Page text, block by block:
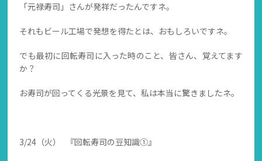
「元禄寿司」さんが発祥だったんですネ。
それもビール工場で発想を得たとは、おもしろいですネ。
でも最初に回転寿司に入った時のこと、皆さん、覚えてます
か？
お寿司が回ってくる光景を見て、私は本当に驚きましたネ。
3/24（火） 『回転寿司の豆知識①』